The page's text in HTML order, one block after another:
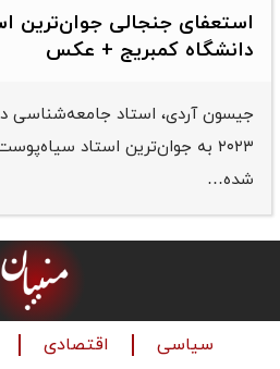
استعفای جنجالی جوان‌ترین
دانشگاه کمبریج + عکس
جیسون آردی، استاد جامعه‌شناسی
۲۰۲۳ به جوان‌ترین استاد
شده…
سیاسی اقتصادی